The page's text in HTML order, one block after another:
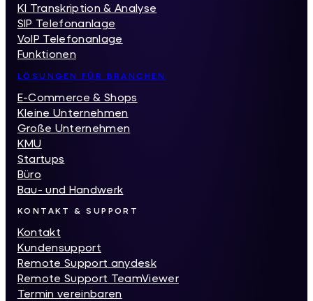
KI Transkription & Analyse
SIP Telefonanlage
VoIP Telefonanlage
Funktionen
LÖSUNGEN FÜR BRANCHEN
E-Commerce & Shops
Kleine Unternehmen
Große Unternehmen
KMU
Startups
Büro
Bau- und Handwerk
KONTAKT & SUPPORT
Kontakt
Kundensupport
Remote Support anydesk
Remote Support TeamViewer
Termin vereinbaren